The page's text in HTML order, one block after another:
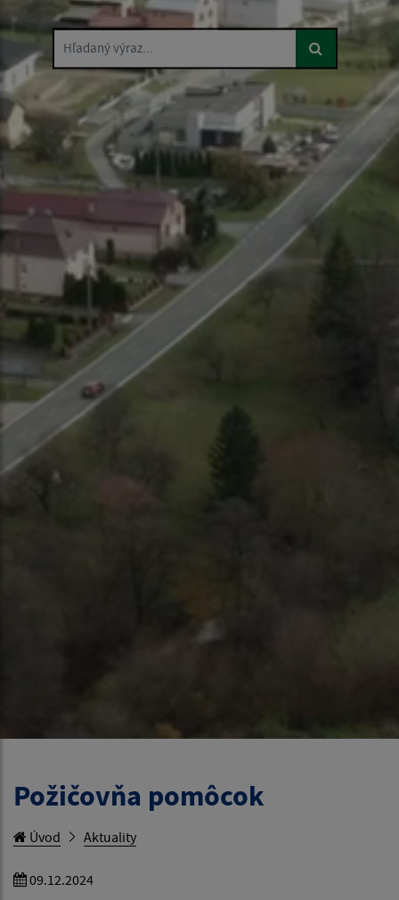
Hľadaný výraz...
Požičovňa pomôcok
Úvod Aktuality
09.12.2024